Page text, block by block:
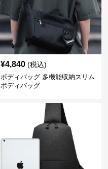
¥4,840 (税込)
ボディバッグ 多機能収納スリム
ボディバッグ